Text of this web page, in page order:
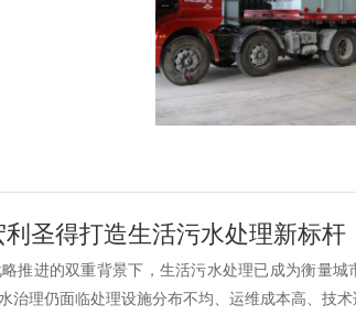
圣得打造生活污水处理新标杆
推进的双重背景下，生活污水处理已成为衡量城
治理仍面临处理设施分布不均、运维成本高、技